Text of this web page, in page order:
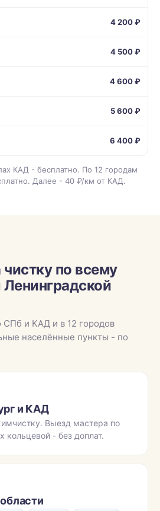
4 200 ₽
4 500 ₽
4 600 ₽
5 600 ₽
6 400 ₽
КАД - бесплатно. По 12 городам
Далее - 40 ₽/км от КАД.
по всему
Ленинградской
СПб и КАД и в 12 городов
населённые пункты - по
и КАД
Выезд мастера по
кольцевой - без доплат.